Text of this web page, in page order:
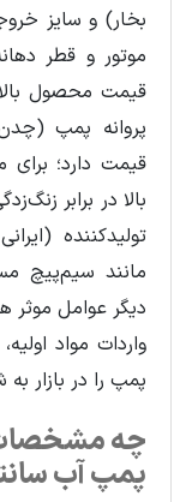
بخار) و سایز
موتور و قطر
قیمت محصول
پروانه پمپ
قیمت دارد؛
بالا در برابر
تولیدکننده
مانند سیم‌پیچ
دیگر عوامل موثر
واردات مواد
پمپ را در بازار
چه
پمپ آب